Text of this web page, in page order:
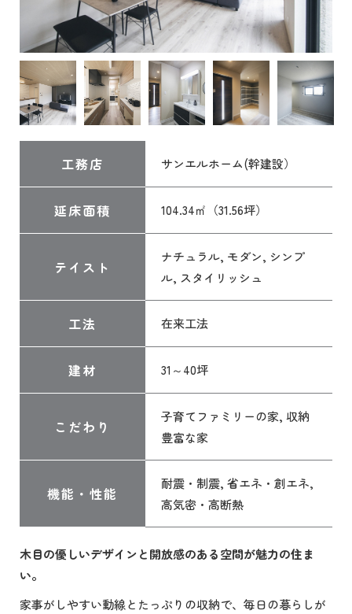
工務店 サンエルホーム(幹建設）
延床面積 104.34㎡（31.56坪）
テイスト
ナチュラル, モダン, シンプ
ル, スタイリッシュ
工法 在来工法
建材 31～40坪
こだわり
子育てファミリーの家, 収納
豊富な家
機能・性能
耐震・制震, 省エネ・創エネ,
高気密・高断熱
木目の優しいデザインと開放感のある空間が魅力の住ま
い。
家事がしやすい動線とたっぷりの収納で、毎日の暮らしが